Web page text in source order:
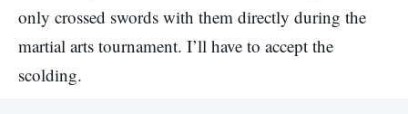
only crossed swords with them directly during the
martial arts tournament. I’ll have to accept the
scolding.